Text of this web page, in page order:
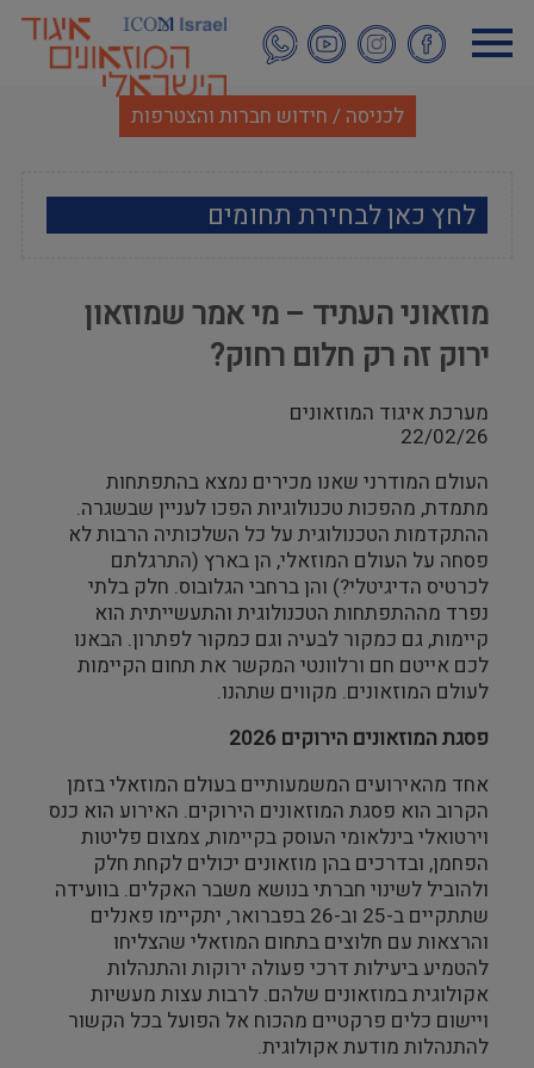
לתוכן
העיקרי
לכניסה / חידוש חברות והצטרפות
לחץ כאן לבחירת תחומים
אמנות
מוזאולוגיה כללי
היסטוריה ומורשת
צילום ווידאו ארט
מדע וטבע
ביטחון ובטיחות
שימור
חינוך והדרכה
עיצוב וארכיטקטורה
התיישבות
זכוכית וקרמיקה
רישום וקטלוג
מוזאוני העתיד – מי אמר שמוזאון
ירוק זה רק חלום רחוק?
מערכת איגוד המוזאונים
22/02/26
העולם המודרני שאנו מכירים נמצא בהתפתחות
מתמדת, מהפכות טכנולוגיות הפכו לעניין שבשגרה.
ההתקדמות הטכנולוגית על כל השלכותיה הרבות לא
פסחה על העולם המוזאלי, הן בארץ (התרגלתם
לכרטיס הדיגיטלי?) והן ברחבי הגלובוס. חלק בלתי
נפרד מההתפתחות הטכנולוגית והתעשייתית הוא
קיימות, גם כמקור לבעיה וגם כמקור לפתרון. הבאנו
לכם אייטם חם ורלוונטי המקשר את תחום הקיימות
לעולם המוזאונים. מקווים שתהנו.
פסגת המוזאונים הירוקים 2026
אחד מהאירועים המשמעותיים בעולם המוזאלי בזמן
הקרוב הוא פסגת המוזאונים הירוקים. האירוע הוא כנס
וירטואלי בינלאומי העוסק בקיימות, צמצום פליטות
הפחמן, ובדרכים בהן מוזאונים יכולים לקחת חלק
ולהוביל לשינוי חברתי בנושא משבר האקלים. בוועידה
שתתקיים ב-25 וב-26 בפברואר, יתקיימו פאנלים
והרצאות עם חלוצים בתחום המוזאלי שהצליחו
להטמיע ביעילות דרכי פעולה ירוקות והתנהלות
אקולוגית במוזאונים שלהם. לרבות עצות מעשיות
ויישום כלים פרקטיים מהכוח אל הפועל בכל הקשור
להתנהלות מודעת אקולוגית.